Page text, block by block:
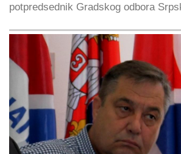
potpredsednik Gradskog odbora